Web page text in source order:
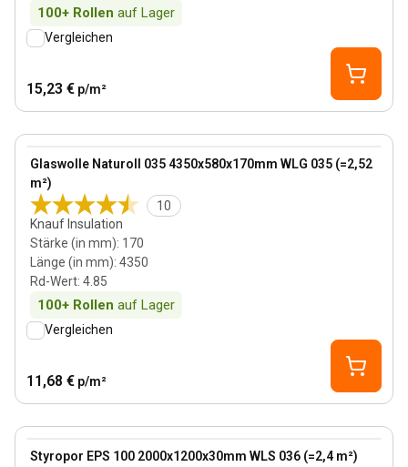
100+ Rollen auf Lager
Vergleichen
15,23 € p/m²
Glaswolle Naturoll 035 4350x580x170mm WLG 035 (=2,52
m²)
10
Knauf Insulation
Stärke (in mm): 170
Länge (in mm): 4350
Rd-Wert: 4.85
100+ Rollen auf Lager
View product
Vergleichen
11,68 € p/m²
Styropor EPS 100 2000x1200x30mm WLS 036 (=2,4 m²)
View product